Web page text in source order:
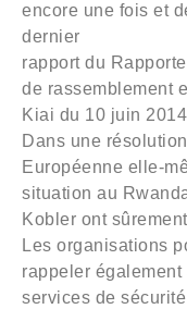
encore une fois et
dernier
rapport du
de rassemblement
Kiai du 10 juin
Dans une
Européenne elle-
situation au
Kobler ont
Les organisations
rappeler
services de